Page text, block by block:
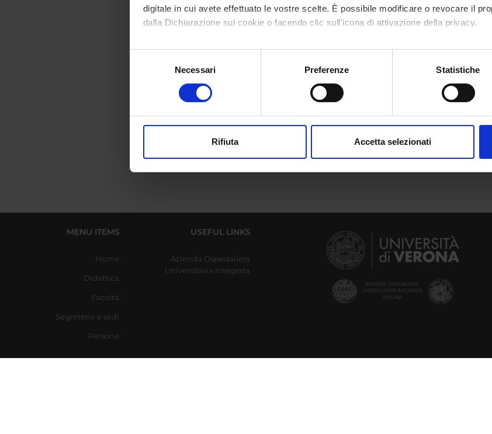
digitale in cui avete effettuato le vostre scelte. È possibile modificare o revocare il
dalla Dichiarazione sui cookie o facendo clic sull'icona di attivazione della privacy.
Con il tuo consenso, vorremmo anche:
raccogliere informazioni sulla tua posizione geografica, con
digitali).
modificare o ritirare il tuo consenso in qualsiasi momento dalla Dichiarazione sui
Necessari Preferenze Statistiche
Rifiuta Accetta selezionati
Teaching 0 Announcements 0 Research
MODULES
Modules running in the period selected:
Click on the module to see the timetable and course details.
MENU ITEMS
Home
Didattica
Facoltà
Segreterie e sedi
Persone
USEFUL LINKS
Azienda Ospedaliera
Universitaria Integrata